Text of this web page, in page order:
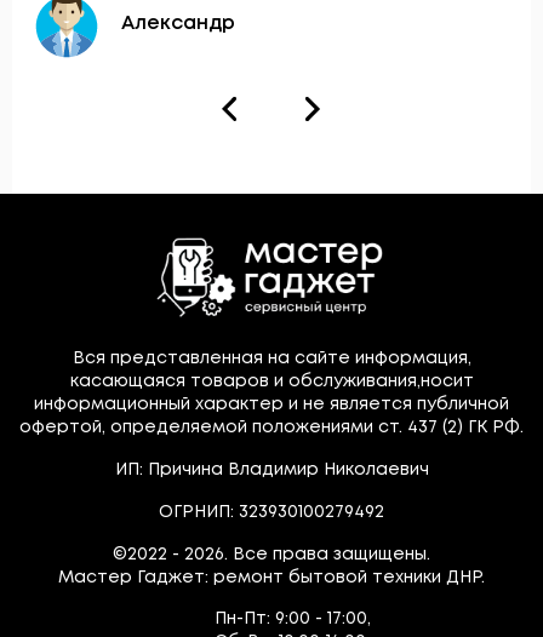
Александр
Вся представленная на сайте информация,
касающаяся товаров и обслуживания,носит
информационный характер и не является публичной
офертой, определяемой положениями ст. 437 (2) ГК РФ.
ИП: Причина Владимир Николаевич
ОГРНИП: 323930100279492
©2022 - 2026. Все права защищены.
Мастер Гаджет: ремонт бытовой техники ДНР.
Пн-Пт: 9:00 - 17:00,